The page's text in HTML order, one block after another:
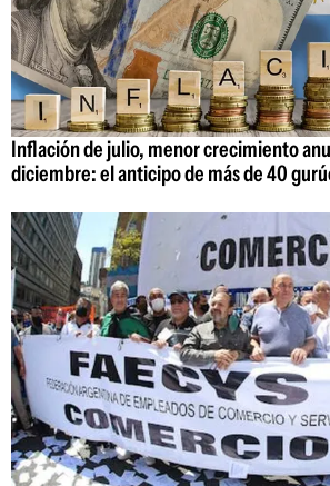
Inflación de julio, menor crecimiento
diciembre: el anticipo de más de 40